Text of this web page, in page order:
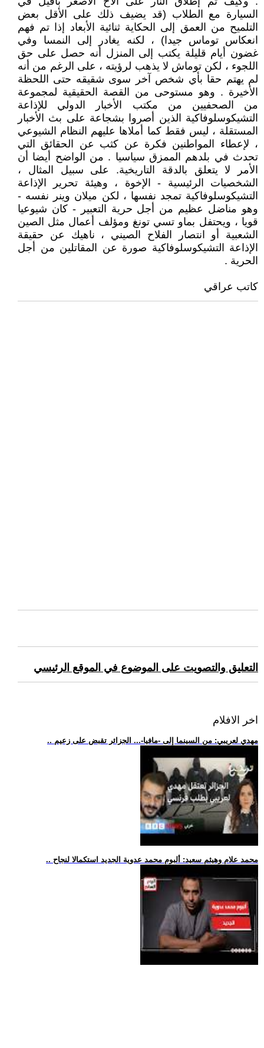
السيارة مع الطلاب (قد يضيف ذلك على الأقل بعض
التلميح من العمق إلى الحكاية ثنائية الأبعاد إذا تم فهم
انعكاس توماس جيدا) ، لكنه يغادر إلى النمسا وفي
غضون أيام قليلة يكتب إلى المنزل أنه حصل على حق
اللجوء ، لكن توماش لا يذهب لرؤيته ، على الرغم من أنه
لم يهتم حقا بأي شخص آخر سوى شقيقه حتى اللحظة
الأخيرة . وهو مستوحى من القصة الحقيقية لمجموعة
من الصحفيين من مكتب الأخبار الدولي للإذاعة
التشيكوسلوفاكية الذين أصروا بشجاعة على بث الأخبار
المستقلة ، ليس فقط كما أملاها عليهم النظام الشيوعي
، لإعطاء المواطنين فكرة عن كثب عن الحقائق التي
تحدث في بلدهم الممزق سياسيا . من الواضح أيضا أن
الأمر لا يتعلق بالدقة التاريخية. على سبيل المثال ،
الشخصيات الرئيسية - الإخوة ، وهيئة تحرير الإذاعة
التشيكوسلوفاكية تمجد نفسها ، لكن ميلان وينر نفسه -
وهو مناضل عظيم من أجل حرية التعبير - كان شيوعيا
قويا ، ويحتفل بماو تسي تونغ ومؤلف أعمال مثل الصين
الشعبية أو انتصار الفلاح الصيني ، ناهيك عن حقيقة
الإذاعة التشيكوسلوفاكية صورة عن المقاتلين من أجل
الحرية .
كاتب عراقي
التعليق والتصويت على الموضوع في الموقع الرئيسي
اخر الافلام
.. مهدي لعريبي: من السينما إلى -مافيا-... الجزائر تقبض على زعيم
.. محمد علام وهيثم سعيد: ألبوم محمد عدوية الجديد استكمالا لنجاح